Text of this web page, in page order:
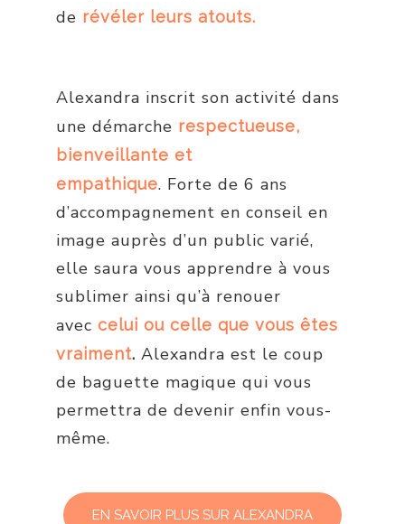
de révéler leurs atouts.
Alexandra inscrit son activité dans
une démarche respectueuse,
bienveillante et
empathique. Forte de 6 ans
d’accompagnement en conseil en
image auprès d’un public varié,
elle saura vous apprendre à vous
sublimer ainsi qu’à renouer
avec celui ou celle que vous êtes
vraiment. Alexandra est le coup
de baguette magique qui vous
permettra de devenir enfin vous-
même.
EN SAVOIR PLUS SUR ALEXANDRA